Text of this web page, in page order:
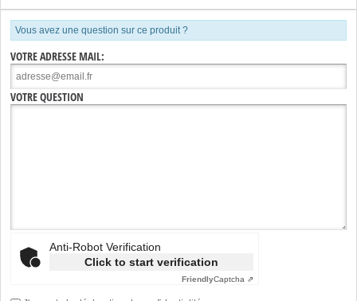
Vous avez une question sur ce produit ?
VOTRE ADRESSE MAIL:
VOTRE QUESTION
Anti-Robot Verification
Click to start verification
FriendlyCaptcha ⇗